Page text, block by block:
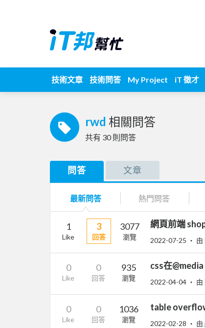
技術文章 技術問答 My Project iT 徵才
rwd 相關問答
共有 30則問答
問答 文章
最新問答 熱門問答
1
Like
3
回答
3077
瀏覽
網頁前端
2022-07-25 ‧ 由
0
Like
0
回答
935
瀏覽
css在
2022-04-04 ‧ 由
0
Like
0
回答
1036
瀏覽
table
2022-02-28 ‧ 由